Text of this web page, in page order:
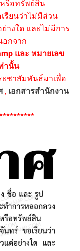
รือทรัพย์สิน
รียนว่าไม่มีส่วน
ย่างใด และไม่มีการ
อกจาก
และ หมายเลข
านั้น
ะชาสัมพันธ์มาเพื่อ
, เอกสารสำนักงาน